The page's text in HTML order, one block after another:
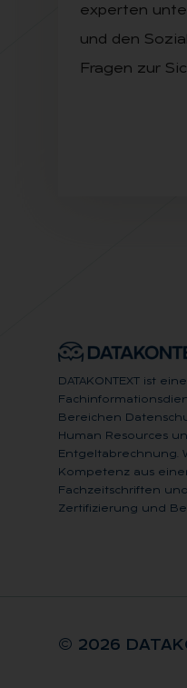
experten
und den
Fragen zur
DATAKONTEXT ist
Bereichen
Human Resources
Entgeltabrechnung.
Kompetenz aus
Fachzeitschriften
Zertifizierung und
© 2026